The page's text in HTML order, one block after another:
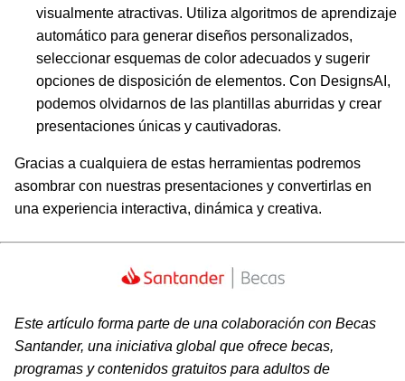
visualmente atractivas. Utiliza algoritmos de aprendizaje
automático para generar diseños personalizados,
seleccionar esquemas de color adecuados y sugerir
opciones de disposición de elementos. Con DesignsAI,
podemos olvidarnos de las plantillas aburridas y crear
presentaciones únicas y cautivadoras.
Gracias a cualquiera de estas herramientas podremos
asombrar con nuestras presentaciones y convertirlas en
una experiencia interactiva, dinámica y creativa.
Este artículo forma parte de una colaboración con Becas
Santander, una iniciativa global que ofrece becas,
programas y contenidos gratuitos para adultos de